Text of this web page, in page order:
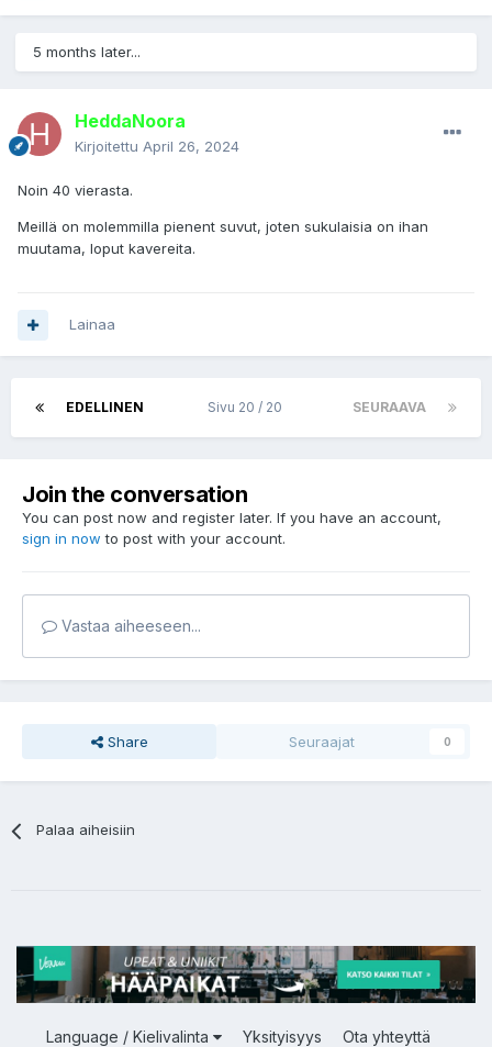
5 months later...
HeddaNoora
Kirjoitettu April 26, 2024
Noin 40 vierasta.
Meillä on molemmilla pienent suvut, joten sukulaisia on ihan
muutama, loput kavereita.
Lainaa
EDELLINEN SEURAAVA
Sivu 20 / 20
Join the conversation
You can post now and register later. If you have an account,
sign in now to post with your account.
Vastaa aiheeseen...
Share Seuraajat 0
Palaa aiheisiin
Language / Kielivalinta Yksityisyys Ota yhteyttä